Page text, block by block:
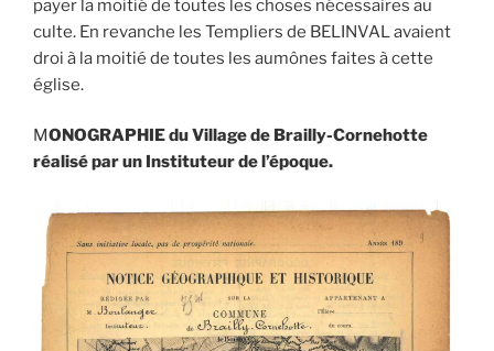
payer la moitié de toutes les choses nécessaires au
culte. En revanche les Templiers de BELINVAL avaient
droi à la moitié de toutes les aumônes faites à cette
église.
MONOGRAPHIE du Village de Brailly-Cornehotte
réalisé par un Instituteur de l’époque.